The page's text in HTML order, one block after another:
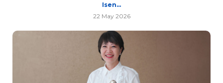
Isen...
22 May 2026